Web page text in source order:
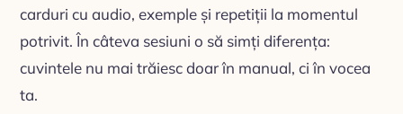
carduri cu audio, exemple și repetiții la momentul
potrivit. În câteva sesiuni o să simți diferența:
cuvintele nu mai trăiesc doar în manual, ci în vocea
ta.